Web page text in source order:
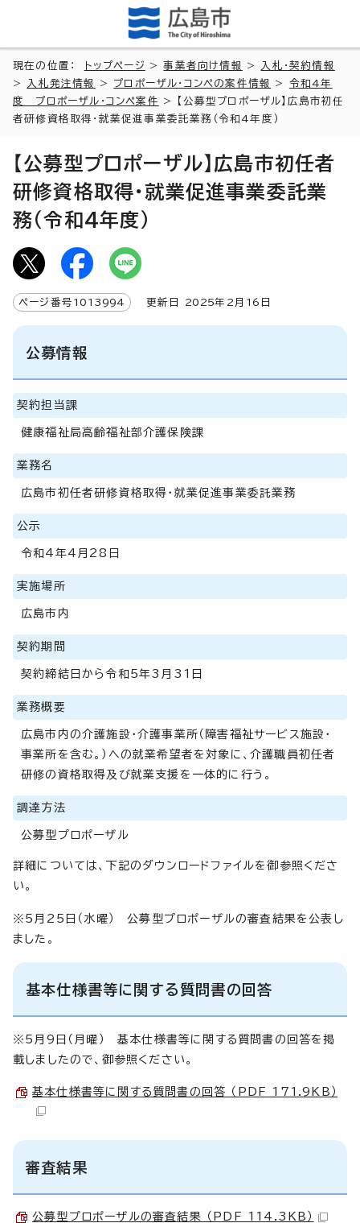
現在の位置： トップページ >事業者向け情報 >
入札・契約情報
>
入札発注情報 > プロポーザル・コンペの案件情報 > 令和4年
度 プロポーザル・コンペ案件
> 【公募型プロポーザル】広島市初任
者研修資格取得・就業促進事業委託業務（令和4年度）
【公募型プロポーザル】広島市初任者
研修資格取得・就業促進事業委託業
務（令和4年度）
ページ番号 1013994 更新日 2025年2月 16 日
公募情報
契約担当課
健康福祉局高齢福祉部介護保険課
業務名
広島市初任者研修資格取得・就業促進事業委託業務
公示
令和4年4月28日
実施場所
広島市内
契約期間
契約締結日から令和5年3月31日
業務概要
広島市内の介護施設・介護事業所（障害福祉サービス施設・
事業所を含む。）への就業希望者を対象に、介護職員初任者
研修の資格取得及び就業支援を一体的に行う。
調達方法
公募型プロポーザル
詳細については、下記のダウンロードファイルを御参照くださ
い。
※5月25日（水曜） 公募型プロポーザルの審査結果を公表し
ました。
基本仕様書等に関する質問書の回答
※5月9日（月曜） 基本仕様書等に関する質問書の回答を掲
載しましたので、御参照ください。
基本仕様書等に関する質問書の回答 （PDF 171.9KB）
審査結果
公募型プロポーザルの審査結果 （PDF 114.3KB）